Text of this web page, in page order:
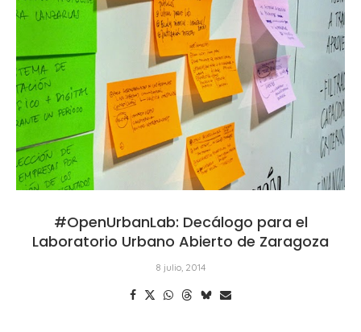
#OpenUrbanLab: Decálogo para el
Laboratorio Urbano Abierto de Zaragoza
8 julio, 2014